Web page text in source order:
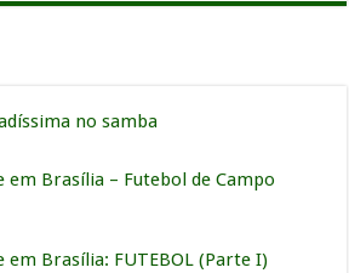
no samba
Brasília – Futebol de Campo
Brasília: FUTEBOL (Parte I)